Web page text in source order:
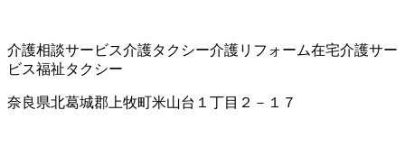
介護相談サービス介護タクシー介護リフォーム在宅介護サー
ビス福祉タクシー
奈良県北葛城郡上牧町米山台１丁目２－１７